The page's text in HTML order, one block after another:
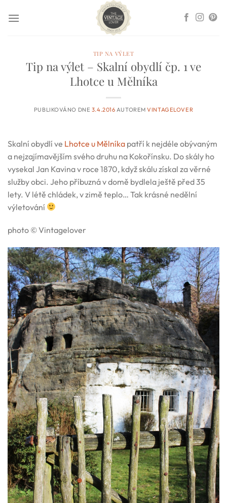
TIP NA VÝLET
Tip na výlet – Skalní obydlí čp. 1 ve
Lhotce u Mělníka
PUBLIKOVÁNO DNE 3.4.2016 AUTOREMVINTAGELOVER
Skalní obydlí ve Lhotce u Mělníka patří k nejdéle obývaným
a nejzajímavějším svého druhu na Kokořínsku. Do skály ho
vysekal Jan Kavina v roce 1870, když skálu získal za věrné
služby obci. Jeho příbuzná v domě bydlela ještě před 35
lety. V létě chládek, v zimě teplo… Tak krásné nedělní
výletování
photo © Vintagelover